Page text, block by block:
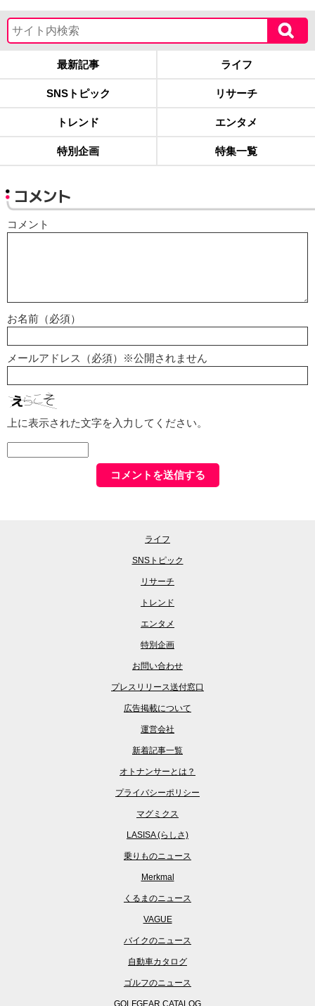
最新記事 ライフ
SNSトピック リサーチ
トレンド エンタメ
特別企画 特集一覧
コメント
コメント
お名前（必須）
メールアドレス（必須）※公開されません
上に表示された文字を入力してください。
ライフ
SNSトピック
リサーチ
トレンド
エンタメ
特別企画
お問い合わせ
プレスリリース送付窓口
広告掲載について
運営会社
新着記事一覧
オトナンサーとは？
プライバシーポリシー
マグミクス
LASISA (らしさ)
乗りものニュース
Merkmal
くるまのニュース
VAGUE
バイクのニュース
自動車カタログ
ゴルフのニュース
GOLFGEAR CATALOG